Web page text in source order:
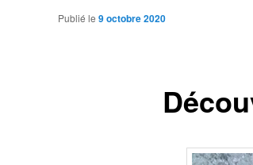
Publié le 9 octobre 2020